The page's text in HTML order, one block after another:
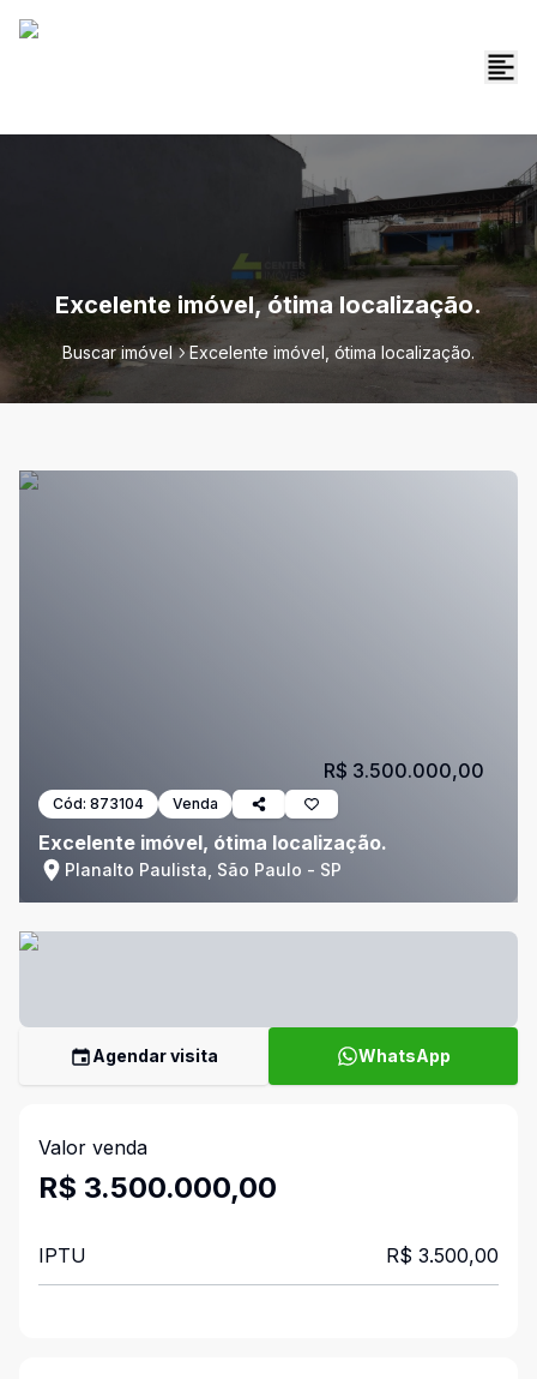
Excelente imóvel, ótima localização.
Buscar imóvel Excelente imóvel, ótima localização.
Cód: 873104 Venda
Excelente imóvel, ótima localização.
Planalto Paulista, São Paulo - SP
R$ 3.500.000,00
Agendar visita WhatsApp
Valor venda
R$ 3.500.000,00
IPTU R$ 3.500,00